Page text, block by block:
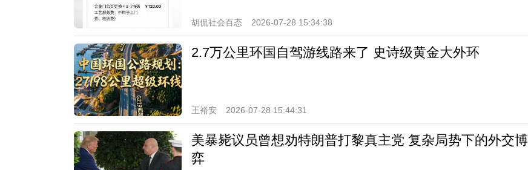
胡侃社会百态 2026-07-28 15:34:38
2.7万公里环国自驾游线路来了 史诗级黄金大外环
王裕安 2026-07-28 15:44:31
美暴毙议员曾想劝特朗普打黎真主党 复杂局势下的外交博
弈